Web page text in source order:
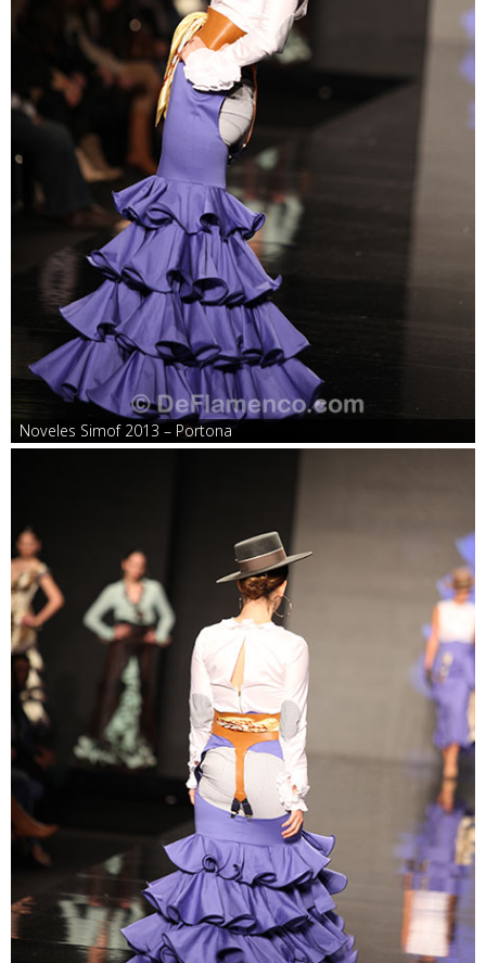
Noveles Simof 2013 – Portona